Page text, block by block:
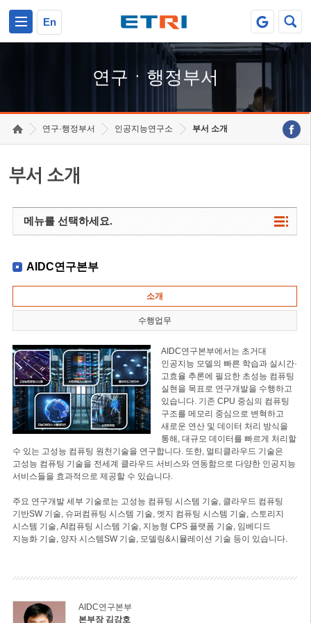
En
연구ㆍ행정부서
연구·행정부서 인공지능연구소 부서 소개
부서 소개
메뉴를 선택하세요.
AIDC연구본부
소개
수행업무
AIDC연구본부에서는 초거대
인공지능 모델의 빠른 학습과 실시간·
고효율 추론에 필요한 초성능 컴퓨팅
실현을 목표로 연구개발을 수행하고
있습니다. 기존 CPU 중심의 컴퓨팅
구조를 메모리 중심으로 변혁하고
새로운 연산 및 데이터 처리 방식을
통해, 대규모 데이터를 빠르게 처리할
수 있는 고성능 컴퓨팅 원천기술을 연구합니다. 또한, 멀티클라우드 기술은
고성능 컴퓨팅 기술을 전세계 클라우드 서비스와 연동함으로 다양한 인공지능
서비스들을 효과적으로 제공할 수 있습니다.
주요 연구개발 세부 기술로는 고성능 컴퓨팅 시스템 기술, 클라우드 컴퓨팅
기반SW 기술, 슈퍼컴퓨팅 시스템 기술, 엣지 컴퓨팅 시스템 기술, 스토리지
시스템 기술, AI컴퓨팅 시스템 기술, 지능형 CPS 플랫폼 기술, 임베디드
지능화 기술, 양자 시스템SW 기술, 모델링&시뮬레이션 기술 등이 있습니다.
AIDC연구본부
본부장 김강호